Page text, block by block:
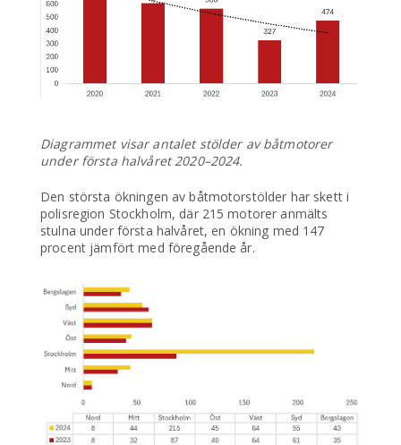
Diagrammet visar antalet stölder av båtmotorer
under första halvåret 2020–2024.
Den största ökningen av båtmotorstölder har skett i
polisregion Stockholm, där 215 motorer anmälts
stulna under första halvåret, en ökning med 147
procent jämfört med föregående år.